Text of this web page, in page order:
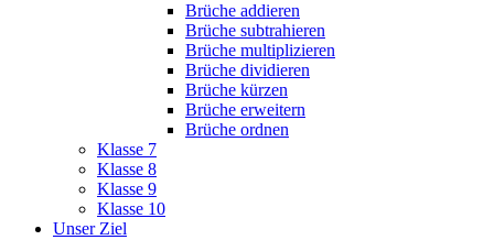
Brüche addieren
Brüche subtrahieren
Brüche multiplizieren
Brüche dividieren
Brüche kürzen
Brüche erweitern
Brüche ordnen
Klasse 7
Klasse 8
Klasse 9
Klasse 10
Unser Ziel